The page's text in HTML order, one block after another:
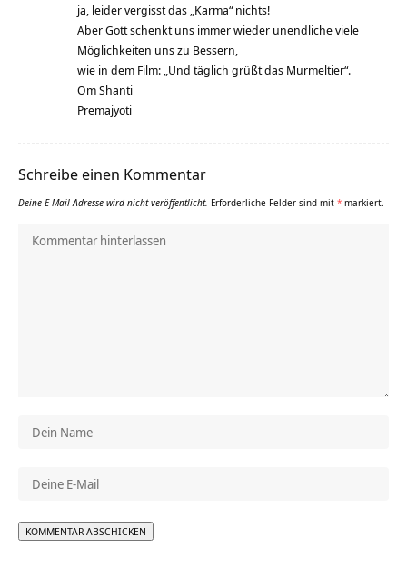
ja, leider vergisst das „Karma“ nichts!
Aber Gott schenkt uns immer wieder unendliche viele
Möglichkeiten uns zu Bessern,
wie in dem Film: „Und täglich grüßt das Murmeltier“.
Om Shanti
Premajyoti
Schreibe einen Kommentar
Deine E-Mail-Adresse wird nicht veröffentlicht. Erforderliche Felder sind mit * markiert.